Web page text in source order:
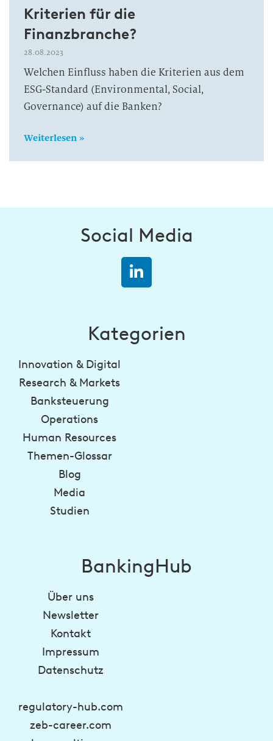
Kriterien für die
Finanzbranche?
28.08.2023
Welchen Einfluss haben die Kriterien aus dem
ESG-Standard (Environmental, Social,
Governance) auf die Banken?
Weiterlesen »
Social Media
Kategorien
Innovation & Digital
Research & Markets
Banksteuerung
Operations
Human Resources
Themen-Glossar
Blog
Media
Studien
BankingHub
Über uns
Newsletter
Kontakt
Impressum
Datenschutz
regulatory-hub.com
zeb-career.com